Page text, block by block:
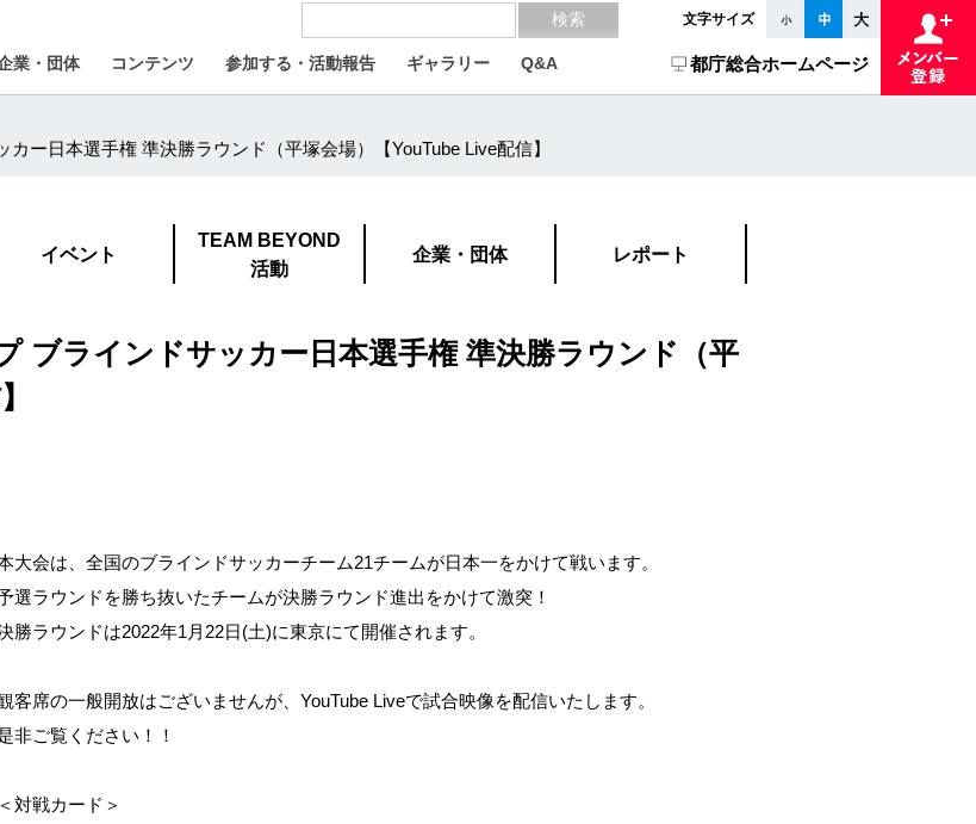
文字サイズ
業・団体 コンテンツ 参加する・活動報告 ギャラリー Q&A 都庁総合ホームページ
ー日本選手権 準決勝ラウンド（平塚会場）【YouTube Live配信】
イベント
TEAM BEYOND
活動
企業・団体 レポート
ブラインドサッカー日本選手権 準決勝ラウンド（平
大会は、全国のブラインドサッカーチーム21チームが日本一をかけて戦います。
選ラウンドを勝ち抜いたチームが決勝ラウンド進出をかけて激突！
勝ラウンドは2022年1月22日(土)に東京にて開催されます。
客席の一般開放はございませんが、YouTube Liveで試合映像を配信いたします。
非ご覧ください！！
＜対戦カード＞